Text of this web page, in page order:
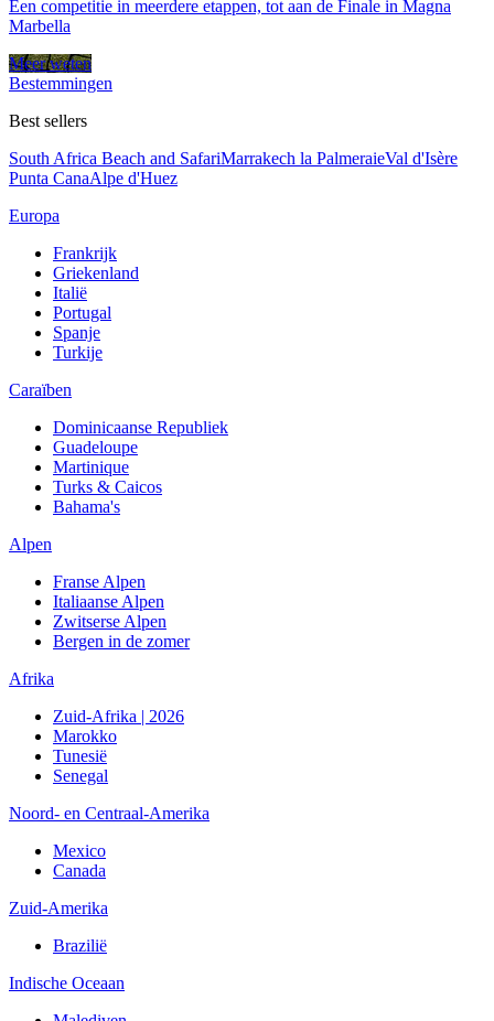
Een competitie in meerdere etappen, tot aan de Finale in Magna
Marbella
Meer weten
Bestemmingen
Best sellers
South Africa Beach and SafariMarrakech la PalmeraieVal d'Isère
Punta CanaAlpe d'Huez
Europa
Frankrijk
Griekenland
Italië
Portugal
Spanje
Turkije
Caraïben
Dominicaanse Republiek
Guadeloupe
Martinique
Turks & Caicos
Bahama's
Alpen
Franse Alpen
Italiaanse Alpen
Zwitserse Alpen
Bergen in de zomer
Afrika
Zuid-Afrika | 2026
Marokko
Tunesië
Senegal
Noord- en Centraal-Amerika
Mexico
Canada
Zuid-Amerika
Brazilië
Indische Oceaan